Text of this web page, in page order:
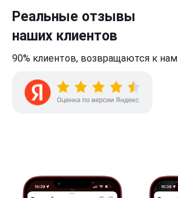
Реальные отзывы
наших клиентов
90% клиентов, возвращаются к нам